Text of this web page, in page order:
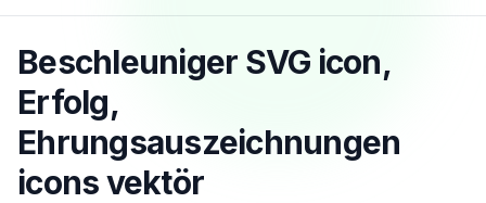
Beschleuniger SVG icon,
Erfolg,
Ehrungsauszeichnungen
icons vektör